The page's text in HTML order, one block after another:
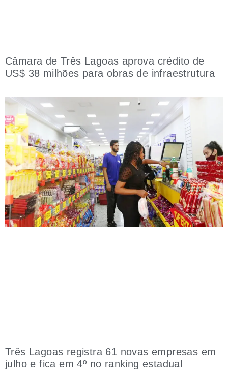
Câmara de Três Lagoas aprova crédito de
US$ 38 milhões para obras de infraestrutura
Três Lagoas registra 61 novas empresas em
julho e fica em 4º no ranking estadual